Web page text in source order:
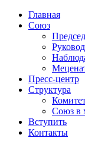
Главная
Союз
Пресс-центр
Структура
Союз в
Вступить
Контакты